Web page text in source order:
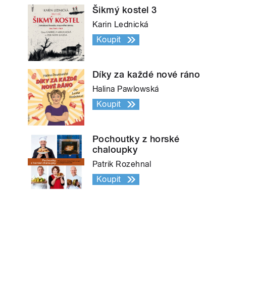
Šikmý kostel 3
Karin Lednická
Koupit
Díky za každé nové ráno
Halina Pawlowská
Koupit
Pochoutky z horské
chaloupky
Patrik Rozehnal
Koupit